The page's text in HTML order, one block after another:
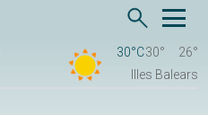
30°C30°
26°
Illes Balears